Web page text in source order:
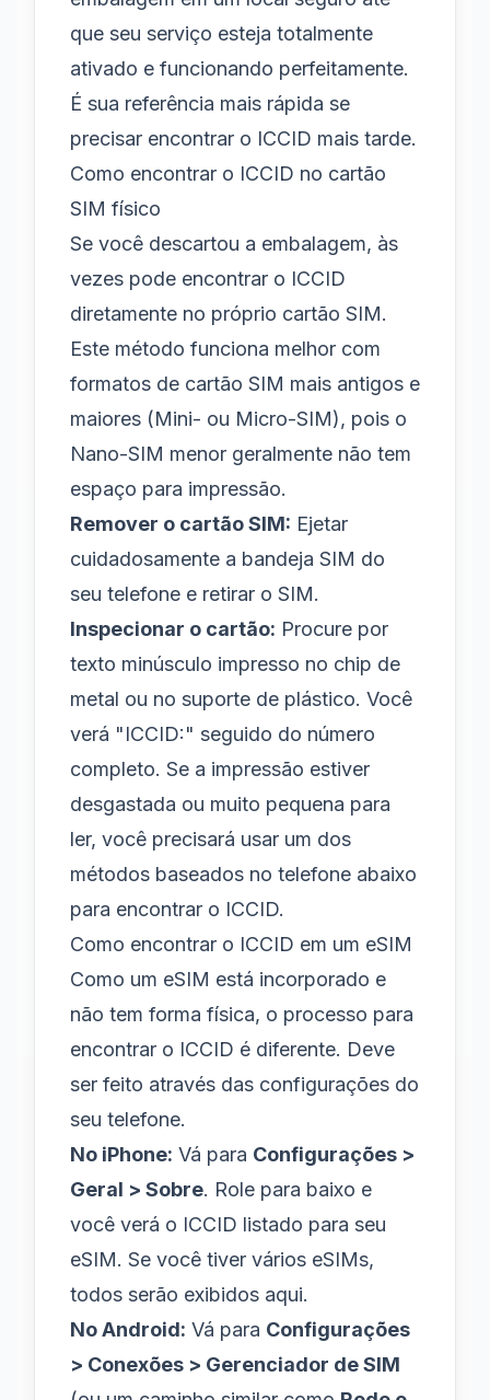
que seu serviço esteja totalmente
ativado e funcionando perfeitamente.
É sua referência mais rápida se
precisar encontrar o ICCID mais tarde.
Como encontrar o ICCID no cartão
SIM físico
Se você descartou a embalagem, às
vezes pode encontrar o ICCID
diretamente no próprio cartão SIM.
Este método funciona melhor com
formatos de cartão SIM mais antigos e
maiores (Mini- ou Micro-SIM), pois o
Nano-SIM menor geralmente não tem
espaço para impressão.
Remover o cartão SIM: Ejetar
cuidadosamente a bandeja SIM do
seu telefone e retirar o SIM.
Inspecionar o cartão: Procure por
texto minúsculo impresso no chip de
metal ou no suporte de plástico. Você
verá "ICCID:" seguido do número
completo. Se a impressão estiver
desgastada ou muito pequena para
ler, você precisará usar um dos
métodos baseados no telefone abaixo
para encontrar o ICCID.
Como encontrar o ICCID em um eSIM
Como um eSIM está incorporado e
não tem forma física, o processo para
encontrar o ICCID é diferente. Deve
ser feito através das configurações do
seu telefone.
No iPhone: Vá para Configurações >
Geral > Sobre. Role para baixo e
você verá o ICCID listado para seu
eSIM. Se você tiver vários eSIMs,
todos serão exibidos aqui.
No Android: Vá para Configurações
> Conexões > Gerenciador de SIM